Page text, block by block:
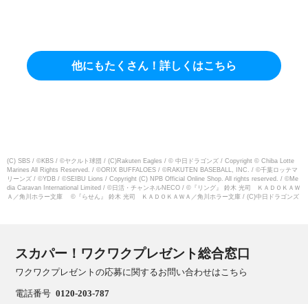
他にもたくさん！詳しくはこちら
(C) SBS / ©KBS / ©ヤクルト球団 / (C)Rakuten Eagles / © 中日ドラゴンズ / Copyright © Chiba Lotte
Marines All Rights Reserved. / ©ORIX BUFFALOES / ©RAKUTEN BASEBALL, INC. / ©千葉ロッテマ
リーンズ / ©YDB / ©SEIBU Lions / Copyright (C) NPB Official Online Shop. All rights reserved. / ©Me
dia Caravan International Limited / ©日活・チャンネルNECO / ©『リング』 鈴木 光司 ＫＡＤＯＫＡＷ
Ａ／角川ホラー文庫 ©『らせん』 鈴木 光司 ＫＡＤＯＫＡＷＡ／角川ホラー文庫 / (C)中日ドラゴンズ
スカパー！ワクワクプレゼント総合窓口
ワクワクプレゼントの応募に関するお問い合わせはこちら
電話番号 0120-203-787